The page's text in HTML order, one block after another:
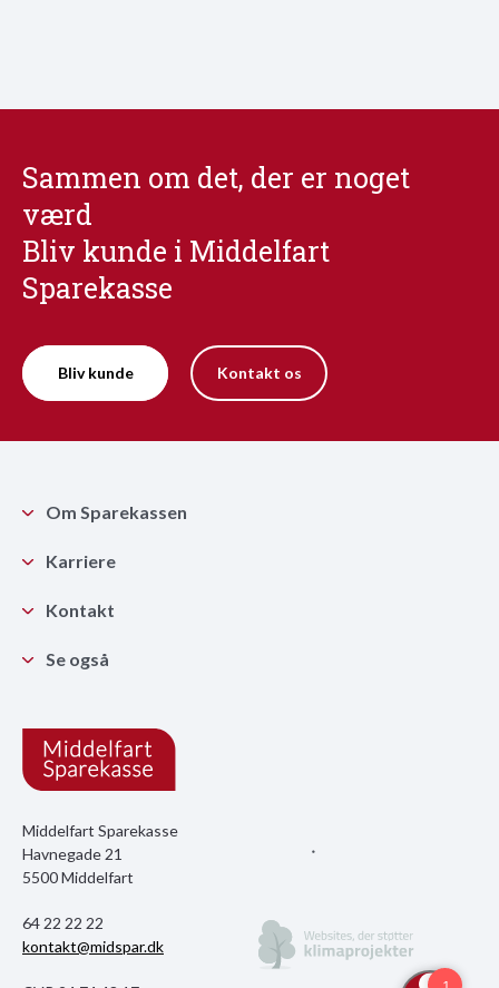
Sammen om det, der er noget
værd
Bliv kunde i Middelfart
Sparekasse
Bliv kunde Kontakt os
Middelfart Sparekasse
Havnegade 21
5500 Middelfart
64 22 22 22
kontakt@midspar.dk
Om Sparekassen
Karriere
Kontakt
Se også